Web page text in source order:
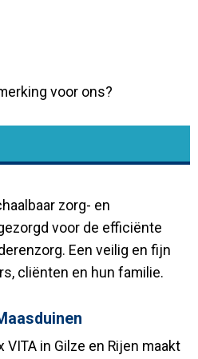
voor ons?
zorg- en
voor de efficiënte
Een veilig en fijn
cliënten en hun familie.
in Gilze en Rijen maakt